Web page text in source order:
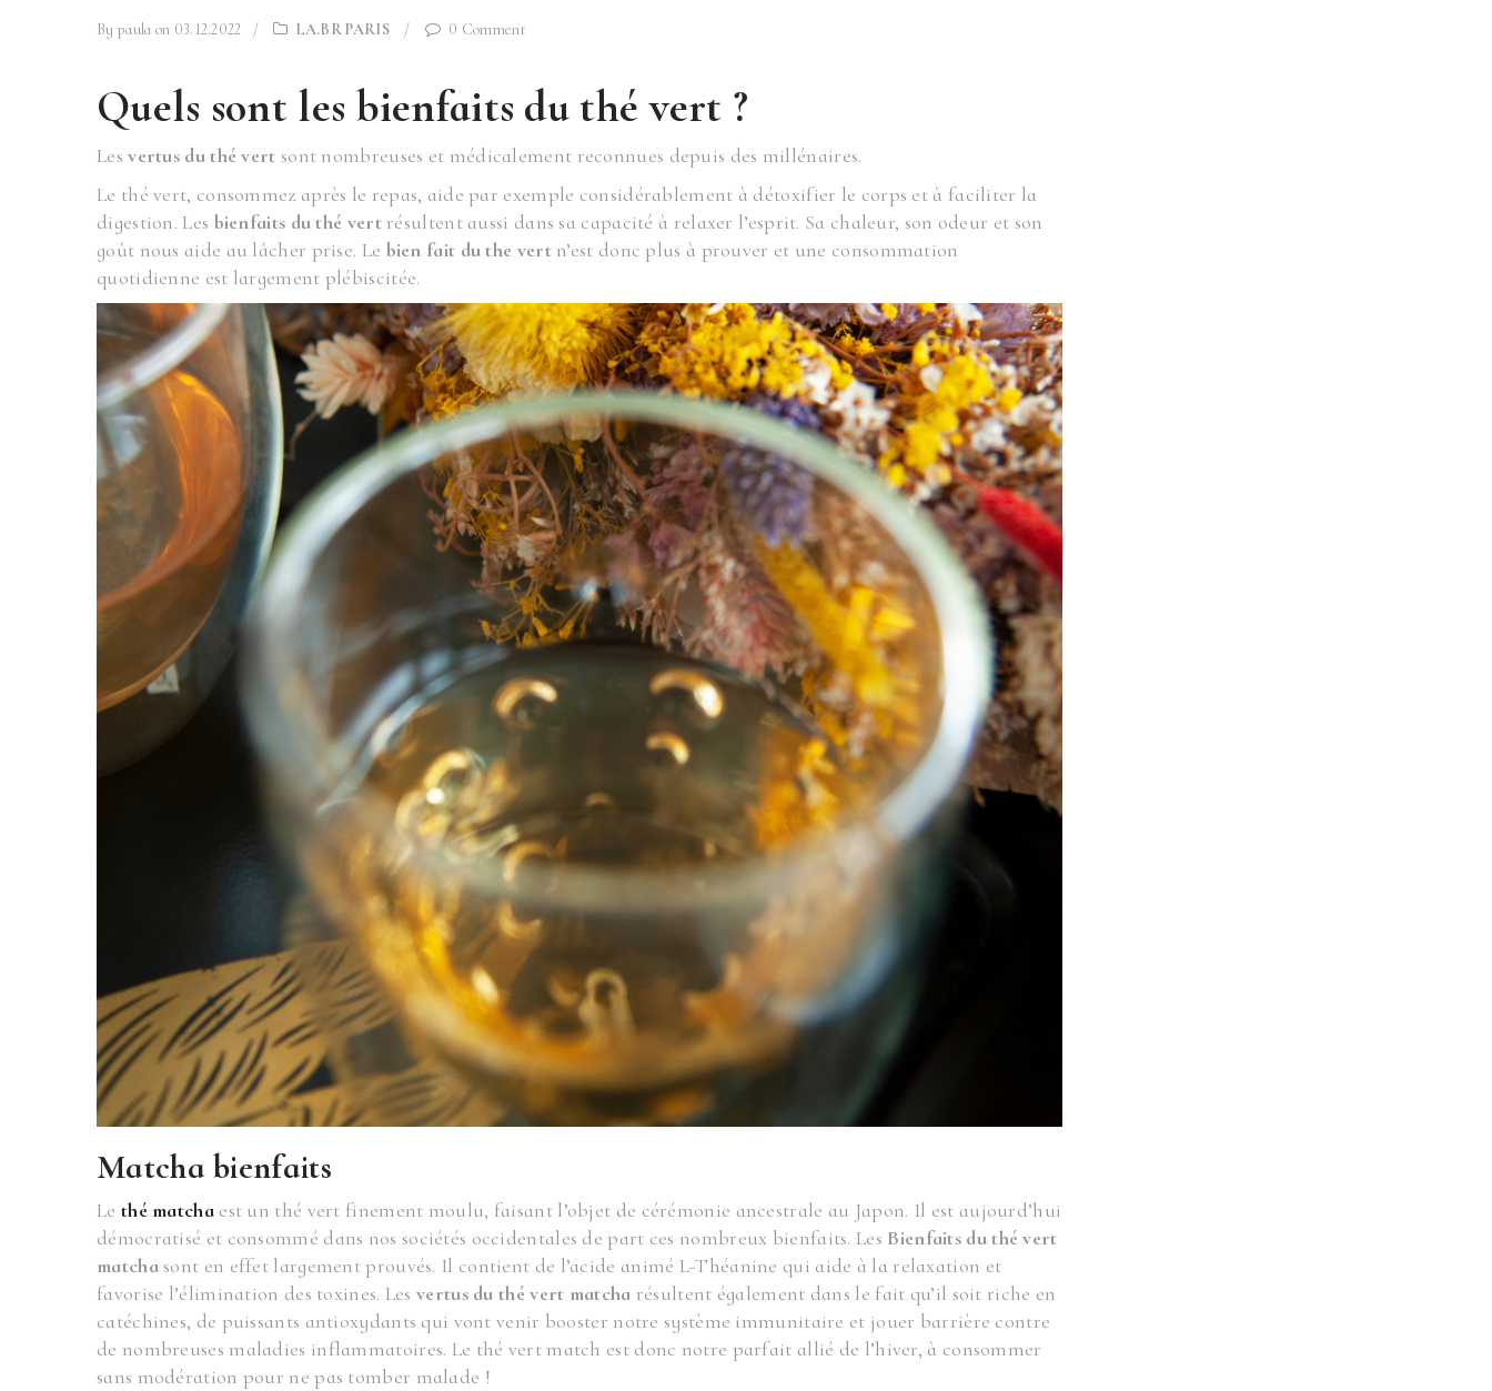
By paula on 03.12.2022 / LA.BR PARIS / 0 Comment
Quels sont les bienfaits du thé vert ?
Lesvertus du thé vert sont nombreuses et médicalement reconnues depuis des millénaires.
Le thé vert, consommez après le repas, aide par exemple considérablement à détoxifier le corps et à faciliter la
digestion. Les bienfaits du thé vertrésultent aussi dans sa capacité à relaxer l’esprit. Sa chaleur, son odeur et son
goût nous aide au lâcher prise. Le bien fait du the vertn’est donc plus à prouver et une consommation
quotidienne est largement plébiscitée.
Matcha bienfaits
Le thé matchaest un thé vert finement moulu, faisant l’objet de cérémonie ancestrale au Japon. Il est aujourd’hui
démocratisé et consommé dans nos sociétés occidentales de part ces nombreux bienfaits. Les Bienfaits du thé vert
matchasont en effet largement prouvés. Il contient de l’acide animé L-Théanine qui aide à la relaxation et
favorise l’élimination des toxines. Lesvertus du thé vert matcha résultent également dans le fait qu’il soit riche en
catéchines, de puissants antioxydants qui vont venir booster notre système immunitaire et jouer barrière contre
de nombreuses maladies inflammatoires. Le thé vert match est donc notre parfait allié de l’hiver, à consommer
sans modération pour ne pas tomber malade !